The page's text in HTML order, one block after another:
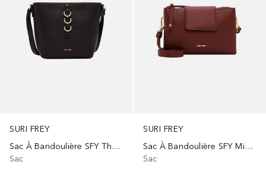
SURI FREY
Sac À Bandoulière SFY Thessy
Sac
SURI FREY
Sac À Bandoulière SFY Mimmy
Sac